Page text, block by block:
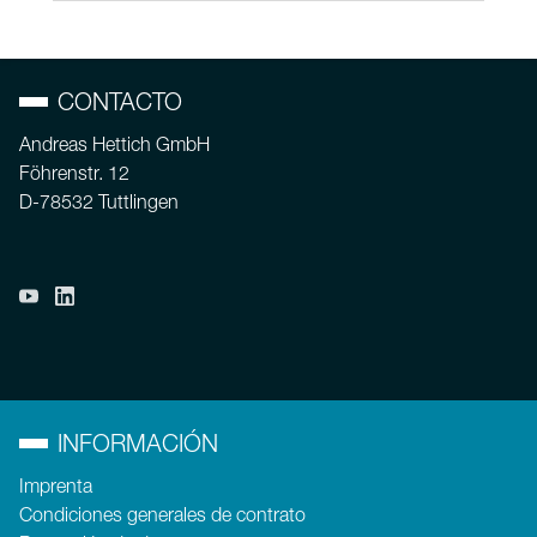
CONTACTO
Andreas Hettich GmbH
Föhrenstr. 12
D-78532 Tuttlingen
INFORMACIÓN
Imprenta
Condiciones generales de contrato